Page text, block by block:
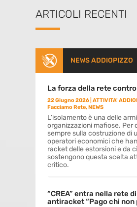
ARTICOLI RECENTI
NEWS ADDIOPIZZO
La forza della rete
22 Giugno 2026 ATTIVITA'
Facciamo Rete, NEWS
L’isolamento è una delle
organizzazioni mafiose. Per
sempre sulla costruzione di
operatori economici che
racket delle estorsioni e da
sostengono questa scelta
critico.
“CREA” entra nella rete
antiracket “Pago chi non